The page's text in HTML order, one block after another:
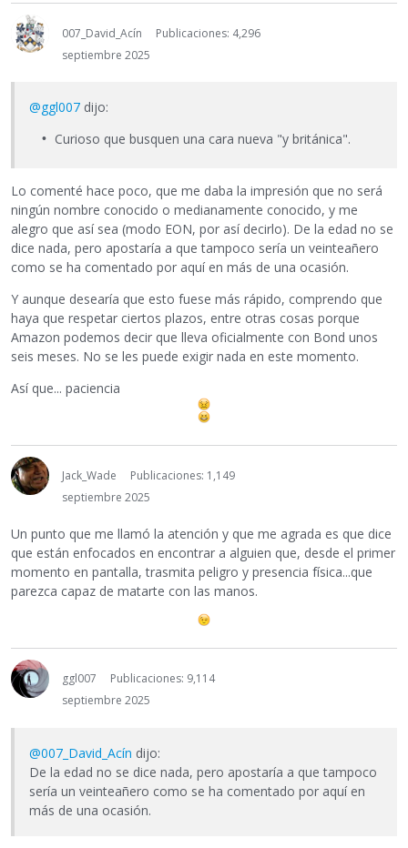
007_David_Acín
Publicaciones: 4,296
septiembre 2025
@ggl007 dijo:
Curioso que busquen una cara nueva "y británica".
Lo comenté hace poco, que me daba la impresión que no será
ningún nombre conocido o medianamente conocido, y me
alegro que así sea (modo EON, por así decirlo). De la edad no se
dice nada, pero apostaría a que tampoco sería un veinteañero
como se ha comentado por aquí en más de una ocasión.
Y aunque desearía que esto fuese más rápido, comprendo que
haya que respetar ciertos plazos, entre otras cosas porque
Amazon podemos decir que lleva oficialmente con Bond unos
seis meses. No se les puede exigir nada en este momento.
Así que... paciencia
Jack_Wade
Publicaciones: 1,149
septiembre 2025
Un punto que me llamó la atención y que me agrada es que dice
que están enfocados en encontrar a alguien que, desde el primer
momento en pantalla, trasmita peligro y presencia física...que
parezca capaz de matarte con las manos.
ggl007
Publicaciones: 9,114
septiembre 2025
@007_David_Acín dijo:
De la edad no se dice nada, pero apostaría a que tampoco
sería un veinteañero como se ha comentado por aquí en
más de una ocasión.